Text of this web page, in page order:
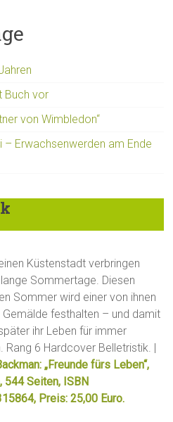
Buch vor
von Wimbledon“
– Erwachsenwerden am Ende
Küstenstadt verbringen
Sommertage. Diesen
Sommer wird einer von ihnen
Gemälde festhalten – und damit
ihr Leben für immer
Rang 6 Hardcover Belletristik. |
„Freunde fürs Leben“,
544 Seiten, ISBN
Preis: 25,00 Euro.